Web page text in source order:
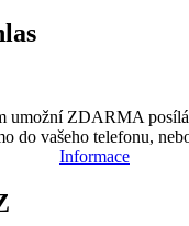
umožní ZDARMA
do vašeho telefonu,
Informace